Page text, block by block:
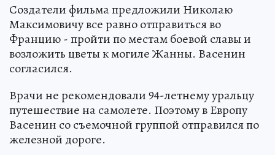
Создатели фильма предложили Николаю
Максимовичу все равно отправиться во
Францию - пройти по местам боевой славы и
возложить цветы к могиле Жанны. Васенин
согласился.
Врачи не рекомендовали 94-летнему уральцу
путешествие на самолете. Поэтому в Европу
Васенин со съемочной группой отправился по
железной дороге.